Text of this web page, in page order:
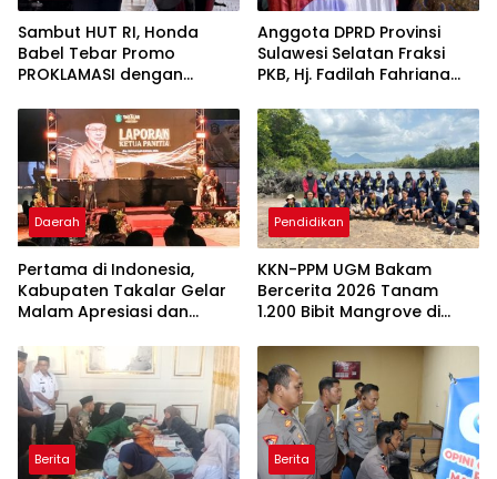
Sambut HUT RI, Honda
Babel Tebar Promo
PROKLAMASI dengan
Jutaan Rupiah
Anggota DPRD Provinsi
Sulawesi Selatan Fraksi
PKB, Hj. Fadilah Fahriana
Takalar Menyalakan
Lentera Pengabdian
Melalui Malam Apresiasi
dan Inovasi Award 2026
Daerah
Pertama di Indonesia,
Kabupaten Takalar Gelar
Malam Apresiasi dan
Panggung Penghargaan
bagi Pelayan Publik
Berprestasi
Pendidikan
KKN-PPM UGM Bakam
Bercerita 2026 Tanam
1.200 Bibit Mangrove di
Berita Berita